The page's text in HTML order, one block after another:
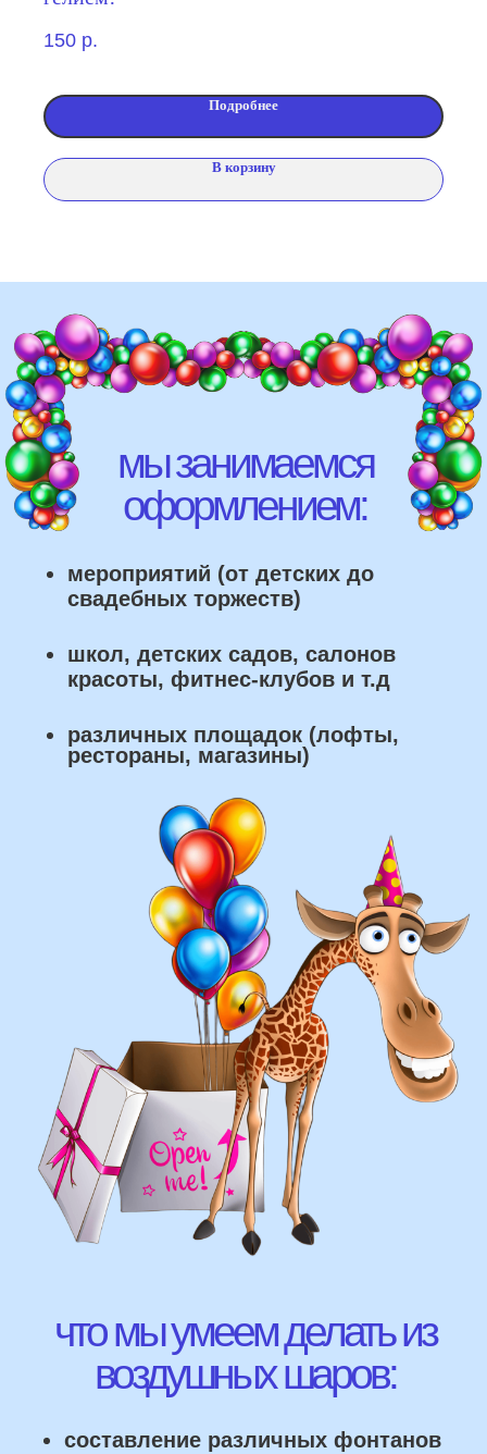
150 р.
Подробнее
В корзину
свадебных торжеств)
школ, детских садов, салонов
различных площадок (лофты,
рестораны, магазины)
составление различных фонтанов
арки и пены
фигуры любой сложности
что мы умеем делать из
воздушных шаров:
Присылайте картинку, и мы с
удовольствием соберем
похожую композицию!
ВЫСЛАТЬ ФОТО
у вас есть фото шаров, и
вы хотите так же?
НАШИ ГЛАВНЫЕ
ПРЕИМУЩЕСТВА